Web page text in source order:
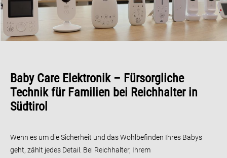
Baby Care Elektronik – Fürsorgliche
Technik für Familien bei Reichhalter in
Südtirol
Wenn es um die Sicherheit und das Wohlbefinden Ihres Babys
geht, zählt jedes Detail. Bei Reichhalter, Ihrem